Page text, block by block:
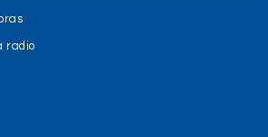
radio